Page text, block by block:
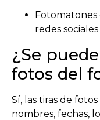
redes sociales
¿Se
fotos del
Sí, las tiras de
nombres, fechas,